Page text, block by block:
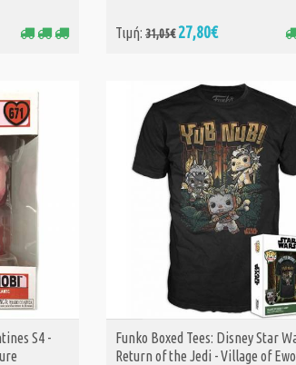
Τιμή: 31,05€27,80€
S4 -
ΑΓΟΡΑ
Funko Boxed Tees: Disney Star
Return of the Jedi - Village of